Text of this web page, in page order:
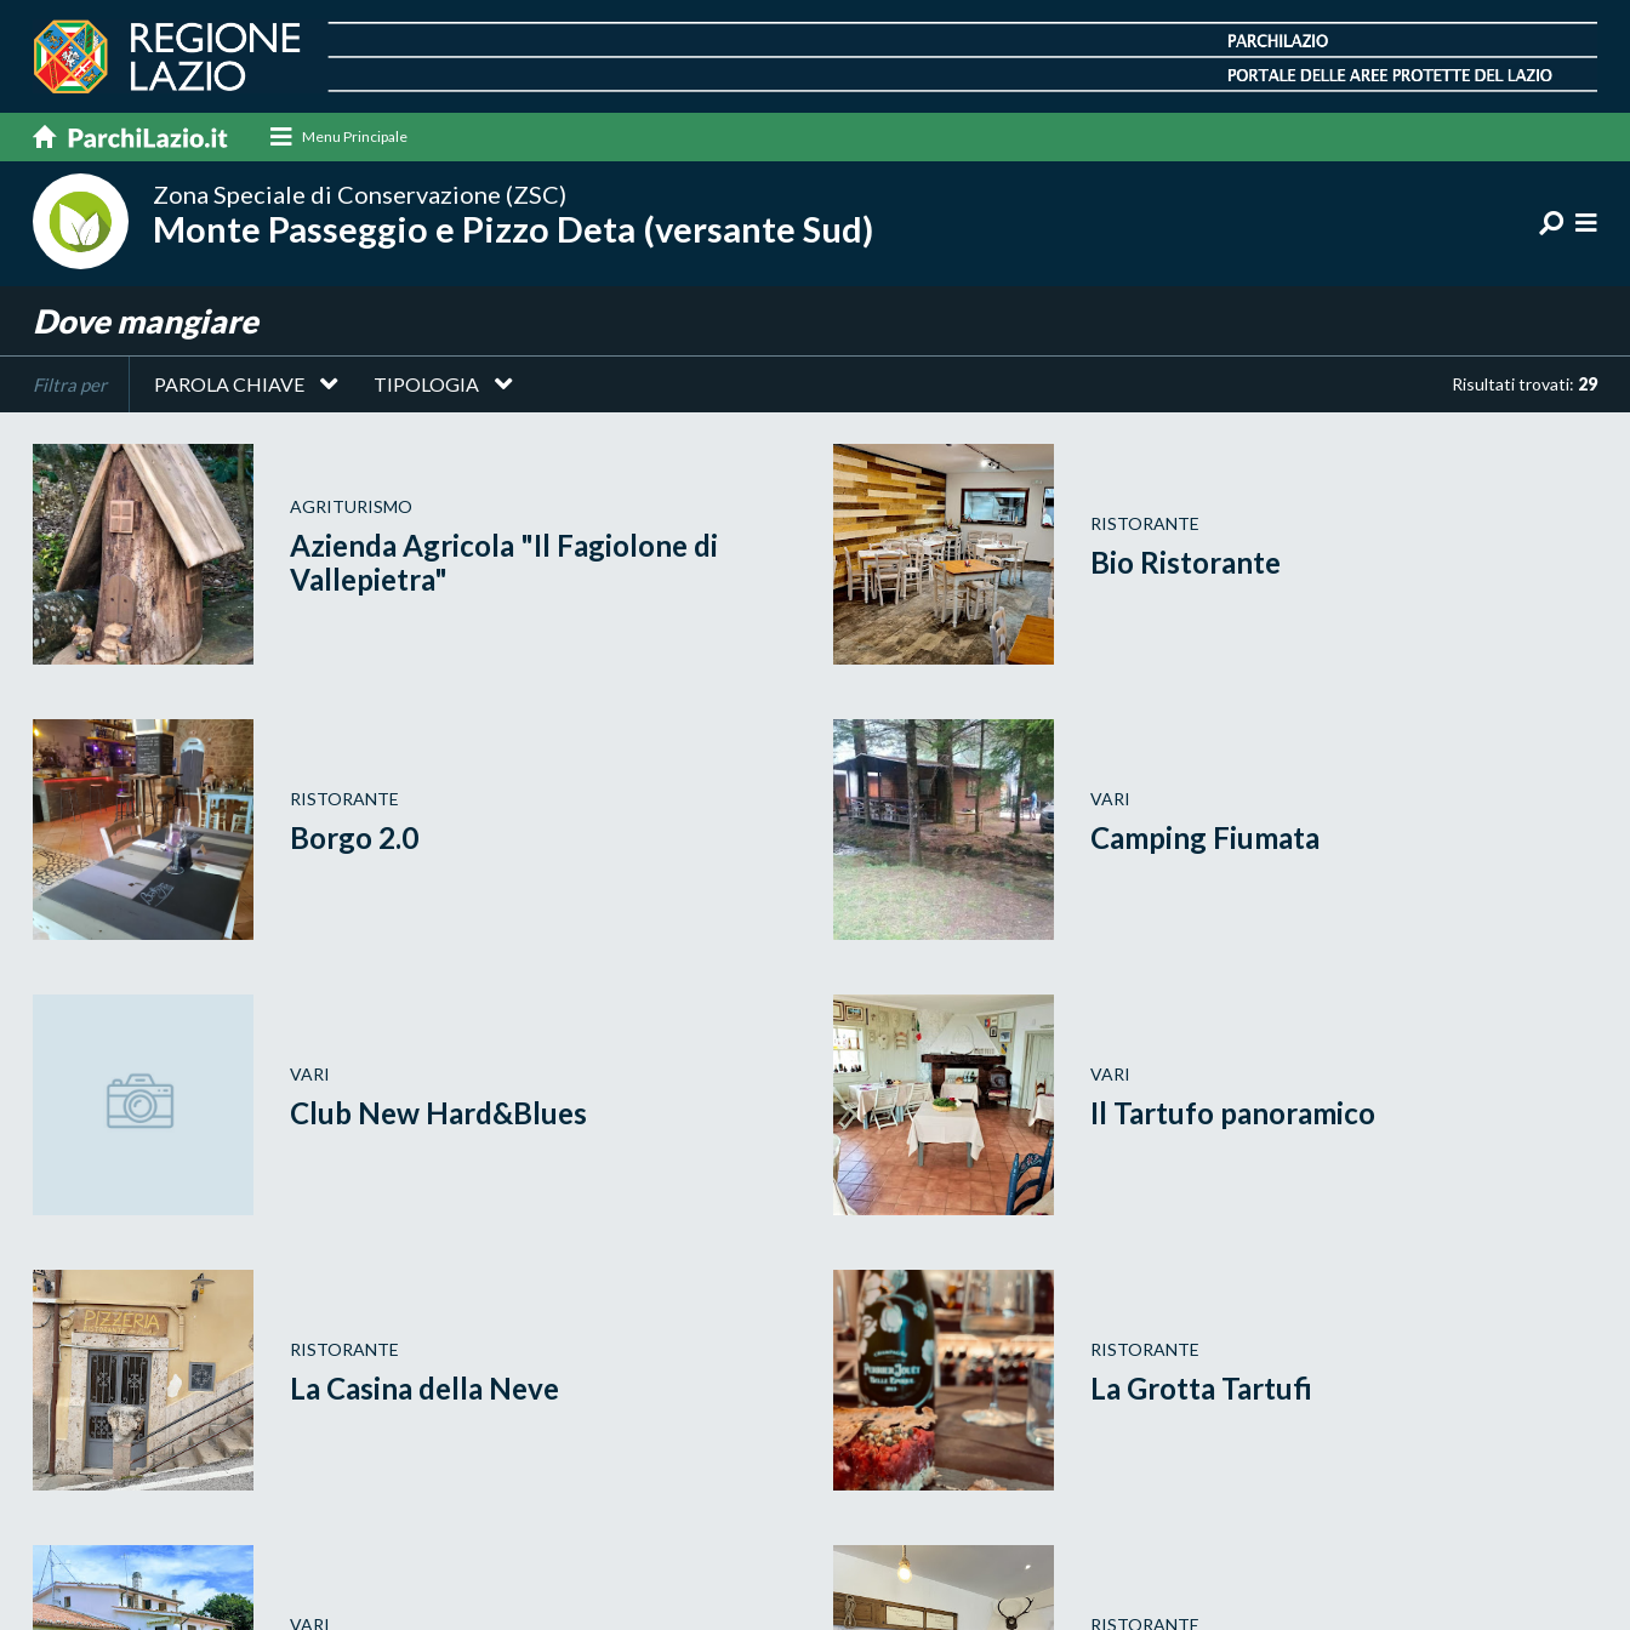
Menu Principale
Zona Speciale di Conservazione (ZSC)
Monte Passeggio e Pizzo Deta (versante Sud)
Dove mangiare
Filtra per Risultati trovati: 29
PAROLA CHIAVE TIPOLOGIA
AGRITURISMO
Azienda Agricola "Il Fagiolone di
Vallepietra"
RISTORANTE
Bio Ristorante
RISTORANTE
Borgo 2.0
VARI
Camping Fiumata
VARI
Club New Hard&Blues
VARI
Il Tartufo panoramico
RISTORANTE
La Casina della Neve
RISTORANTE
La Grotta Tartufi
VARI RISTORANTE